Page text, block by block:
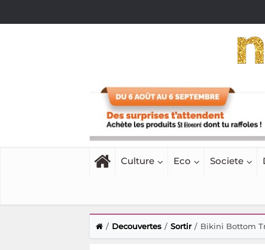
Culture Eco Societe
Decouvertes Sortir Bikini Bottom